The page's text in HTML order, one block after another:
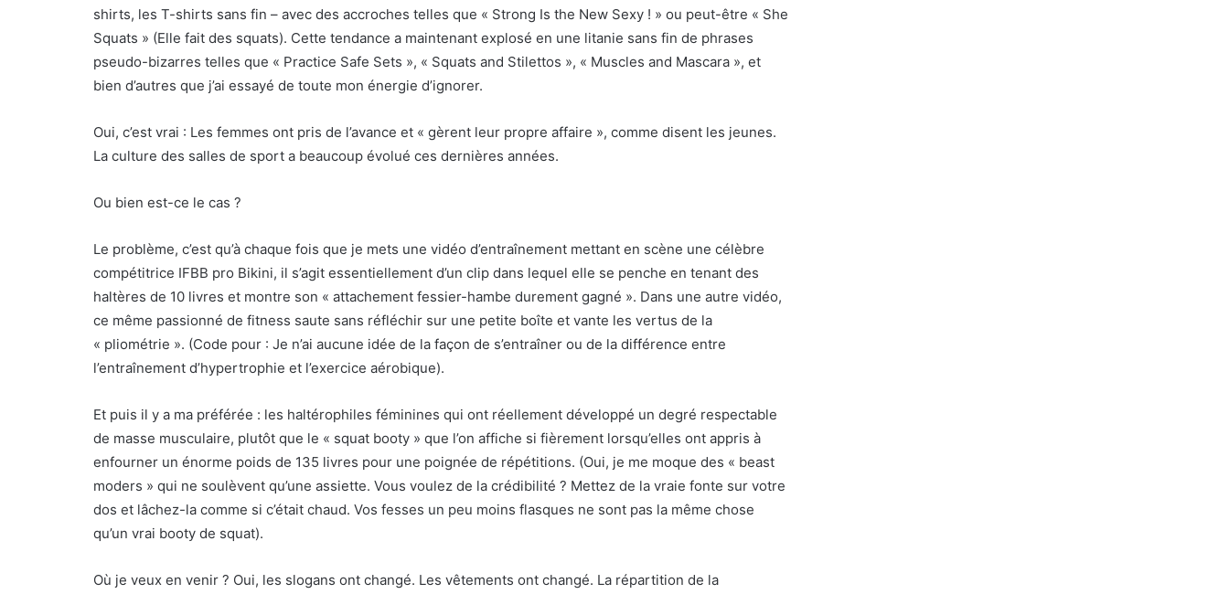
shirts, les T-shirts sans fin – avec des accroches telles que « Strong Is the New Sexy ! » ou peut-être « She
Squats » (Elle fait des squats). Cette tendance a maintenant explosé en une litanie sans fin de phrases
pseudo-bizarres telles que « Practice Safe Sets », « Squats and Stilettos », « Muscles and Mascara », et
bien d’autres que j’ai essayé de toute mon énergie d’ignorer.
Oui, c’est vrai : Les femmes ont pris de l’avance et « gèrent leur propre affaire », comme disent les jeunes.
La culture des salles de sport a beaucoup évolué ces dernières années.
Ou bien est-ce le cas ?
Le problème, c’est qu’à chaque fois que je mets une vidéo d’entraînement mettant en scène une célèbre
compétitrice IFBB pro Bikini, il s’agit essentiellement d’un clip dans lequel elle se penche en tenant des
haltères de 10 livres et montre son « attachement fessier-hambe durement gagné ». Dans une autre vidéo,
ce même passionné de fitness saute sans réfléchir sur une petite boîte et vante les vertus de la
« pliométrie ». (Code pour : Je n’ai aucune idée de la façon de s’entraîner ou de la différence entre
l’entraînement d’hypertrophie et l’exercice aérobique).
Et puis il y a ma préférée : les haltérophiles féminines qui ont réellement développé un degré respectable
de masse musculaire, plutôt que le « squat booty » que l’on affiche si fièrement lorsqu’elles ont appris à
enfourner un énorme poids de 135 livres pour une poignée de répétitions. (Oui, je me moque des « beast
moders » qui ne soulèvent qu’une assiette. Vous voulez de la crédibilité ? Mettez de la vraie fonte sur votre
dos et lâchez-la comme si c’était chaud. Vos fesses un peu moins flasques ne sont pas la même chose
qu’un vrai booty de squat).
Où je veux en venir ? Oui, les slogans ont changé. Les vêtements ont changé. La répartition de la